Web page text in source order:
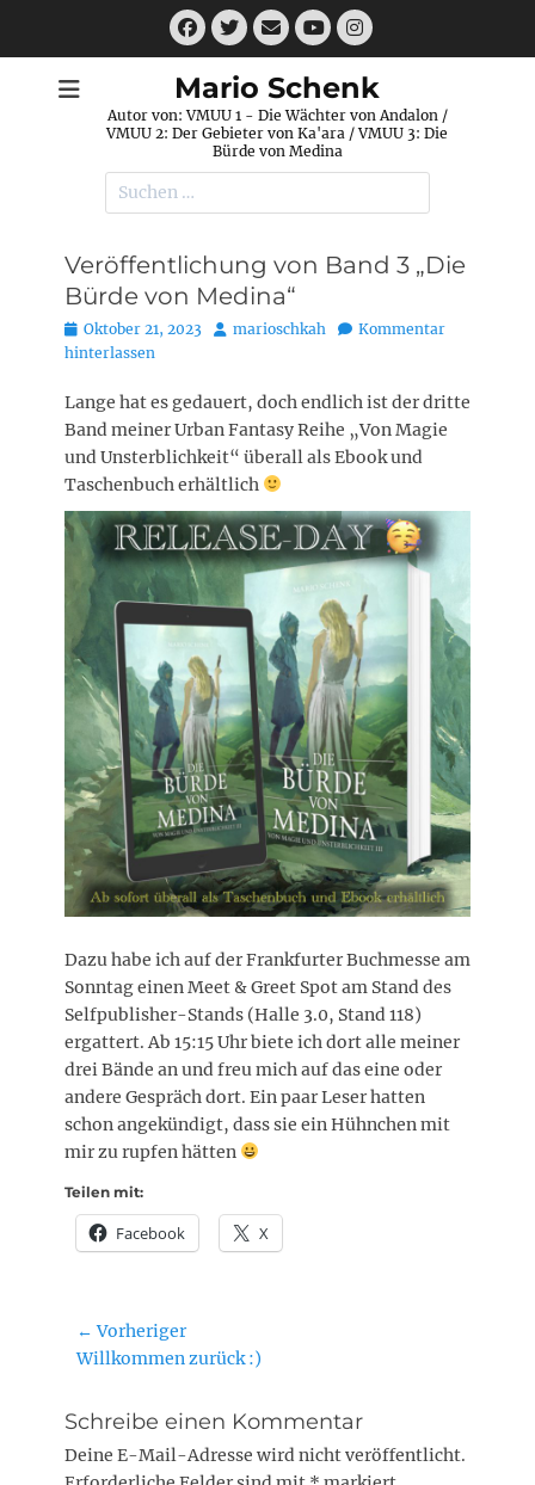
Facebook
Twitter
E-
MailYouTube
Instagram
Mario Schenk
Autor von: VMUU 1 - Die Wächter von Andalon /
VMUU 2: Der Gebieter von Ka'ara / VMUU 3: Die
Bürde von Medina
Suchen
nach:
Veröffentlichung von Band 3 „Die
Bürde von Medina“
Posted
on
Oktober 21, 2023 Autormarioschkah
Kommentar
hinterlassen
Lange hat es gedauert, doch endlich ist der dritte
Band meiner Urban Fantasy Reihe „Von Magie
und Unsterblichkeit“ überall als Ebook und
Taschenbuch erhältlich
Dazu habe ich auf der Frankfurter Buchmesse am
Sonntag einen Meet & Greet Spot am Stand des
Selfpublisher-Stands (Halle 3.0, Stand 118)
ergattert. Ab 15:15 Uhr biete ich dort alle meiner
drei Bände an und freu mich auf das eine oder
andere Gespräch dort. Ein paar Leser hatten
schon angekündigt, dass sie ein Hühnchen mit
mir zu rupfen hätten
Teilen mit:
Facebook X
Beitragsnavigation
← Vorheriger
Vorheriger
Willkommen zurück :)
Schreibe einen Kommentar
Deine E-Mail-Adresse wird nicht veröffentlicht.